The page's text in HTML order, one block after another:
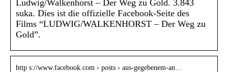
Ludwig/Walkenhorst – Der Weg zu Gold. 3.843
suka. Dies ist die offizielle Facebook-Seite des
Films “LUDWIG/WALKENHORST – Der Weg zu
Gold”.
http s://www.facebook.com › posts › aus-gegebenem-an…